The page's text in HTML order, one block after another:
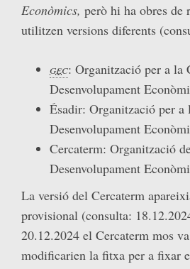
Econòmics, però hi ha obres de
utilitzen versions diferents
gec: Organització per a la
Desenvolupament
Ésadir: Organització per
Desenvolupament
Cercaterm: Organització
Desenvolupament
La versió del Cercaterm
provisional (consulta:
20.12.2024 el Cercaterm mos
modificarien la fitxa per a fixar